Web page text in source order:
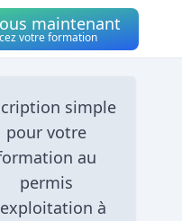
maintenant
votre formation
simple
pour votre
au
permis
à